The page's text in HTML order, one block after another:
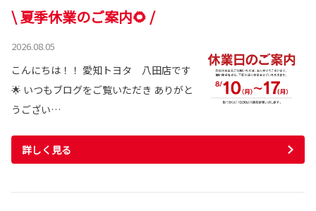
\ 夏季休業のご案内🌻 /
2026.08.05
こんにちは！！ 愛知トヨタ 八田店です
🌟 いつもブログをご覧いただき ありがと
うござい…
詳しく見る